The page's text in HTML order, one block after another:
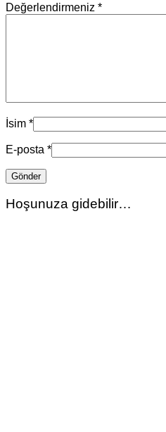
Değerlendirmeniz *
İsim *
E-posta *
Hoşunuza gidebilir…